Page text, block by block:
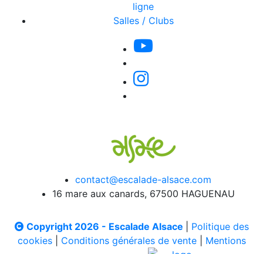
ligne
Salles / Clubs
contact@escalade-alsace.com
16 mare aux canards, 67500 HAGUENAU
Copyright 2026 - Escalade Alsace
Politique des
cookies| Conditions générales de vente| Mentions